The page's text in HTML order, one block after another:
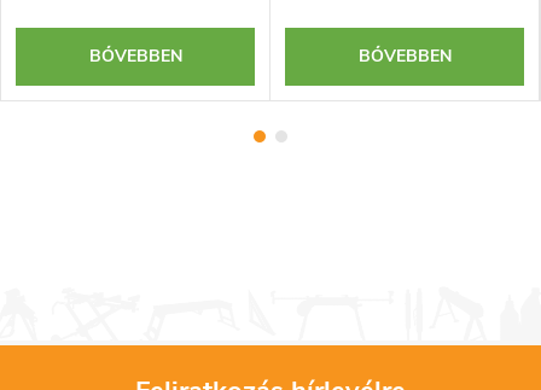
BŐVEBBEN BŐVEBBEN